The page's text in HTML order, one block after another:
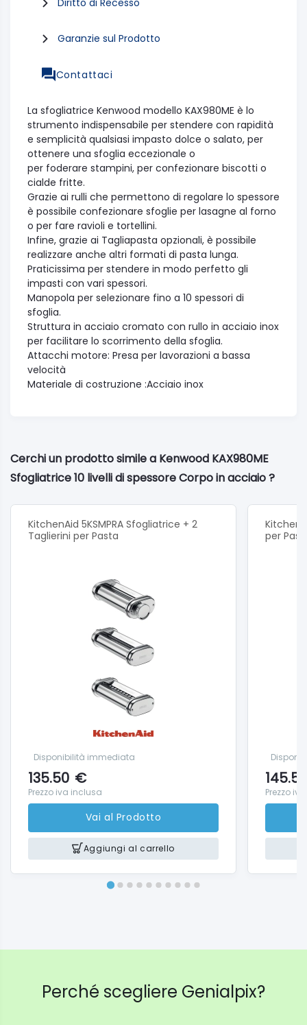
Garanzie sul Prodotto
Contattaci
La sfogliatrice Kenwood modello KAX980ME è lo
strumento indispensabile per stendere con rapidità
e semplicità qualsiasi impasto dolce o salato, per
ottenere una sfoglia eccezionale o
per foderare stampini, per confezionare biscotti o
cialde fritte.
Grazie ai rulli che permettono di regolare lo spessore
è possibile confezionare sfoglie per lasagne al forno
o per fare ravioli e tortellini.
Infine, grazie ai Tagliapasta opzionali, è possibile
realizzare anche altri formati di pasta lunga.
Praticissima per stendere in modo perfetto gli
impasti con vari spessori.
Manopola per selezionare fino a 10 spessori di
sfoglia.
Struttura in acciaio cromato con rullo in acciaio inox
per facilitare lo scorrimento della sfoglia.
Attacchi motore: Presa per lavorazioni a bassa
velocità
Materiale di costruzione :Acciaio inox
Cerchi un prodotto simile a Kenwood KAX980ME
Sfogliatrice 10 livelli di spessore Corpo in acciaio ?
KitchenAid 5KSMPRA Sfogliatrice + 2
Taglierini per Pasta
Disponibilità immediata
135.50 €
Prezzo iva inclusa
Vai al Prodotto
Aggiungi al carrello
per
145.50
Prezzo
Perché scegliere Genialpix?